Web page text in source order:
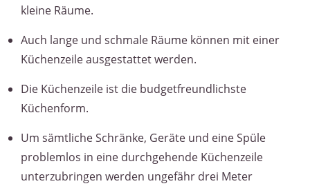
kleine Räume.
Auch lange und schmale Räume können mit einer
Küchenzeile ausgestattet werden.
Die Küchenzeile ist die budgetfreundlichste
Küchenform.
Um sämtliche Schränke, Geräte und eine Spüle
problemlos in eine durchgehende Küchenzeile
unterzubringen werden ungefähr drei Meter